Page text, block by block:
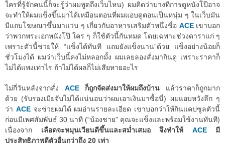
ใครที่รู้จักคนนี้ก็จะรู้ว่าผมพูดถึงเว็บไหน) ผมคิดว่าบางทีการดูหนังโป๊อาจ
จะทำให้ผมแข็งขึ้นมาได้เหมือนตอนที่ผมแอบดูตอนเป็นหนุ่ม ๆ ในเว็บมัน
มีแถบโฆษณาขึ้นมาแว่บ ๆ เกี่ยวกับอาหารเสริมตัวหนึ่งชื่อ ACEเขาบอก
ว่าพวกพระเอกหนังโป๊ ใคร ๆ ก็ใช้ตัวนี้กันหมด โดยเฉพาะช่วงดาราแก่ ๆ
เพราะตัวนี้ช่วยให้ “แข็งได้ทันที แถมยังแข็งนาน”ด้วย แข็งอย่างน้อยก็
ชั่วโมงได้ ผมว่าเว็บนี้คงไม่หลอกมั้ง ผมเลยลองสั่งมากินดู เพราะราคาก็
ไม่ได้แพงเท่าไร ถ้าไม่ได้ผลก็ไม่เสียหายอะไร
ไม่กี่วันหลังจากสั่ง ACE ก็ถูกจัดส่งมาให้ผมถึงบ้าน แล้วราคาก็ถูกมาก
ด้วย (รับรองเมียจับไม่ได้แน่นอนว่าผมเอาเงินมาซื้อนี่) ผมแอบหวังลึก ๆ
ว่า ACEจะช่วยผมได้ ผมอ่านรายละเอียด เขาบอกว่าให้กินแคปซูลตัวนี้
ก่อนมีเพศสัมพันธ์ 30 นาที (“น้องชาย” คุณจะแข็งและพร้อมใช้งานทันที)
เนื่องจาก เลือดจะหมุนเวียนดีขึ้นและสม่ำเสมอ จึงทำให้ ACEมี
ประสิทธิภาพดีตัวอื่นกว่าถึง 20 เท่า